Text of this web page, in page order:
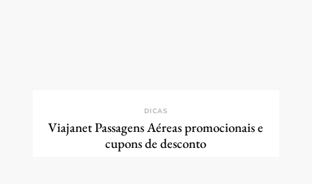
DICAS
Viajanet Passagens Aéreas promocionais e
cupons de desconto